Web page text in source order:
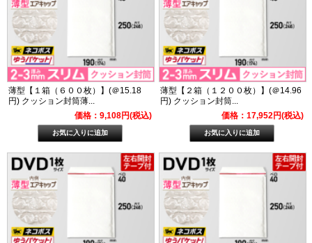
薄型【１箱（６００枚）】(＠15.18
円) クッション封筒薄...
価格：9,108円(税込)
薄型【２箱（１２００枚）】(＠14.96
円) クッション封筒...
価格：17,952円(税込)